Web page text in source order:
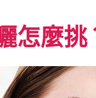
怎麼挑